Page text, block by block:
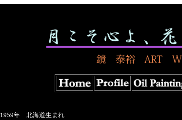
1959年 北海道生まれ